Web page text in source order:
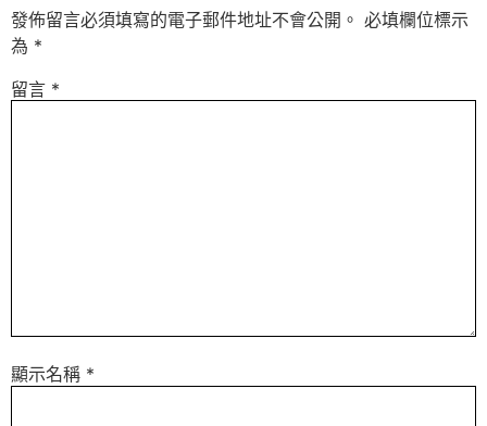
發佈留言必須填寫的電子郵件地址不會公開。 必填欄位標示
為 *
留言 *
顯示名稱 *